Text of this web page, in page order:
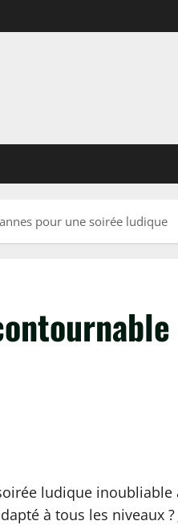
pour une soirée ludique
ludique
à tous les niveaux